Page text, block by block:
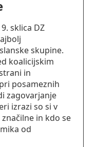
sklica DZ
skupine.
koalicijskim
in
posameznih
zagovarjanje
izrazi so si v
in kdo se
od